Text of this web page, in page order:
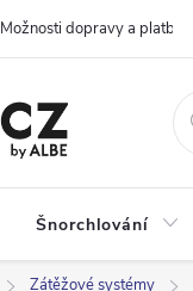
Možnosti dopravy a platby
Šnorchlování
Zátěžové systémy